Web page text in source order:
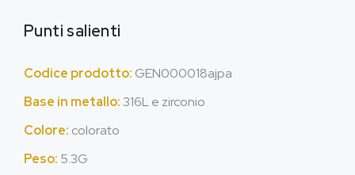
Punti salienti
Codice prodotto: GEN000018ajpa
Base in metallo: 316L e zirconio
Colore: colorato
Peso: 5.3G